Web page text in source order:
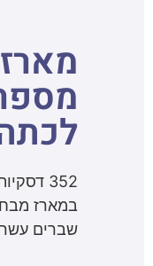
352 דסקיות קרטון עבה בקוטר 2.5 ס"מ.
במארז
שברים